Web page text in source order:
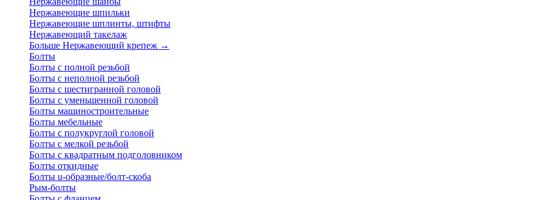
Нержавеющие шпильки
Нержавеющие шплинты, штифты
Нержавеющий такелаж
Больше Нержавеющий крепеж →
Болты
Болты с полной резьбой
Болты с неполной резьбой
Болты с шестигранной головой
Болты с уменьшенной головой
Болты машиностроительные
Болты мебельные
Болты с полукруглой головой
Болты с мелкой резьбой
Болты с квадратным подголовником
Болты откидные
Болты u-образные/болт-скоба
Рым-болты